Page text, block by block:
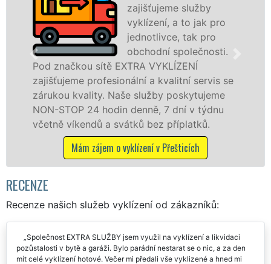
zajišťujeme služby
vyklízení, a to jak pro
jednotlivce, tak pro
obchodní společnosti.
VYKLÍZENÍ
a kvalitní servis se
služby poskytujeme
denně, 7 dní v týdnu
bez příplatků.
vyklízení v Přešticích
v Přešticích a okolí.
jak fyzickým, tak
zárukou kvalitně
STOP bez dalších
Mám zájem o
RECENZE
Recenze našich služeb vyklízení od zákazníků:
Společnost EXTRA SLUŽBY jsem využil na vyklízení a likvidaci
pozůstalosti v bytě a garáži. Bylo parádní nestarat se o nic, a za den
mít celé vyklízení hotové. Večer mi předali vše vyklizené a hned mi